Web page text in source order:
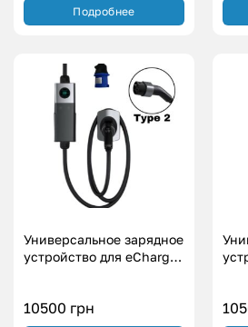
Подробнее
Универсальное зарядное
устройство для eCharger
кВт.|32А)
10500 грн